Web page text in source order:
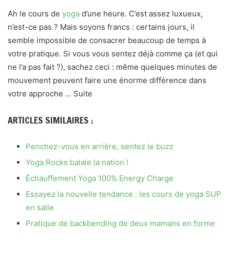
Ah le cours de yoga d’une heure. C’est assez luxueux,
n’est-ce pas ? Mais soyons francs : certains jours, il
semble impossible de consacrer beaucoup de temps à
votre pratique. Si vous vous sentez déjà comme ça (et qui
ne l’a pas fait ?), sachez ceci : même quelques minutes de
mouvement peuvent faire une énorme différence dans
votre approche … Suite
ARTICLES SIMILAIRES :
Penchez-vous en arrière, sentez le buzz
Yoga Rocks balaie la nation !
Échauffement Yoga 100% Energy Charge
Essayez la nouvelle tendance : les cours de yoga SUP
en salle
Pratique de backbending de deux mamans en forme